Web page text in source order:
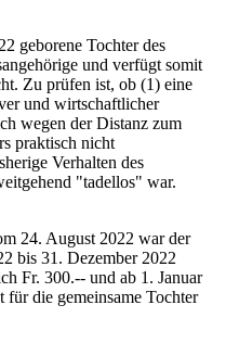
geborene Tochter des
und verfügt somit
Zu prüfen ist, ob (1) eine
und wirtschaftlicher
wegen der Distanz zum
praktisch nicht
Verhalten des
"tadellos" war.
24. August 2022 war der
bis 31. Dezember 2022
Fr. 300.-- und ab 1. Januar
die gemeinsame Tochter